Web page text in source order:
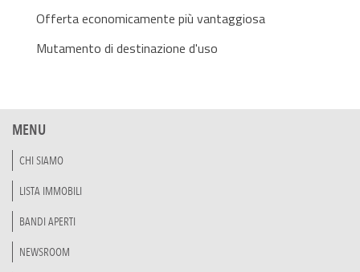
Offerta economicamente più vantaggiosa
Mutamento di destinazione d'uso
MENU
CHI SIAMO
LISTA IMMOBILI
BANDI APERTI
NEWSROOM